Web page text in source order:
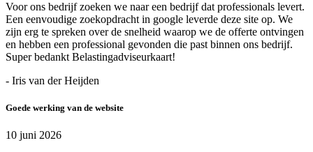
Voor ons bedrijf zoeken we naar een bedrijf dat professionals levert.
Een eenvoudige zoekopdracht in google leverde deze site op. We
zijn erg te spreken over de snelheid waarop we de offerte ontvingen
en hebben een professional gevonden die past binnen ons bedrijf.
Super bedankt Belastingadviseurkaart!
- Iris van der Heijden
Goede werking van de website
10 juni 2026